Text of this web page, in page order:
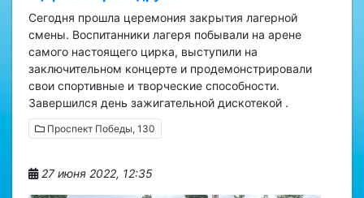
Сегодня прошла церемония закрытия лагерной
смены. Воспитанники лагеря побывали на арене
самого настоящего цирка, выступили на
заключительном концерте и продемонстрировали
свои спортивные и творческие способности.
Завершился день зажигательной дискотекой .
Проспект Победы, 130
27 июня 2022, 12:35